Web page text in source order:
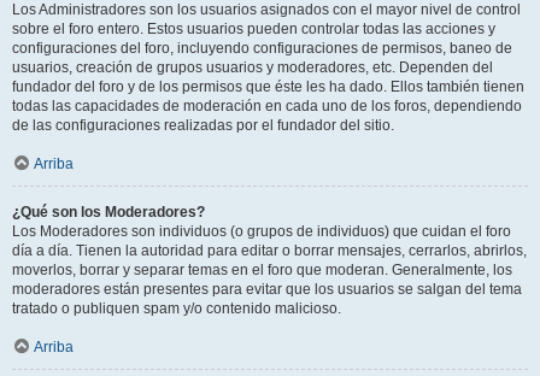
Los Administradores son los usuarios asignados con el mayor nivel de control
sobre el foro entero. Estos usuarios pueden controlar todas las acciones y
configuraciones del foro, incluyendo configuraciones de permisos, baneo de
usuarios, creación de grupos usuarios y moderadores, etc. Dependen del
fundador del foro y de los permisos que éste les ha dado. Ellos también tienen
todas las capacidades de moderación en cada uno de los foros, dependiendo
de las configuraciones realizadas por el fundador del sitio.
Arriba
¿Qué son los Moderadores?
Los Moderadores son individuos (o grupos de individuos) que cuidan el foro
día a día. Tienen la autoridad para editar o borrar mensajes, cerrarlos, abrirlos,
moverlos, borrar y separar temas en el foro que moderan. Generalmente, los
moderadores están presentes para evitar que los usuarios se salgan del tema
tratado o publiquen spam y/o contenido malicioso.
Arriba